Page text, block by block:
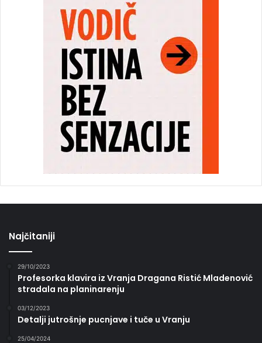
Najčitaniji
29/10/2023
Profesorka klavira iz Vranja Dragana Ristić Mladenović
stradala na planinarenju
03/12/2023
Detalji jutrošnje pucnjave i tuče u Vranju
25/04/2024